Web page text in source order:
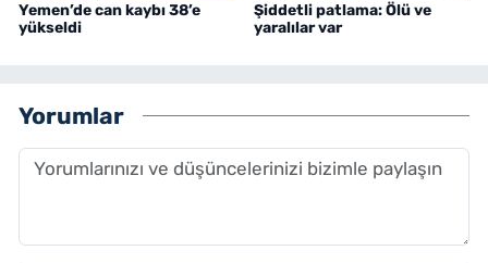
Yemen’de can kaybı 38’e
yükseldi
Şiddetli patlama: Ölü ve
yaralılar var
Yorumlar